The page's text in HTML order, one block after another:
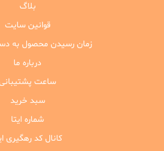
بلاگ
قوانین سایت
زمان رسیدن محصول به
درباره ما
ساعت
سبد خرید
شماره ایتا
کانال کد رهگیری